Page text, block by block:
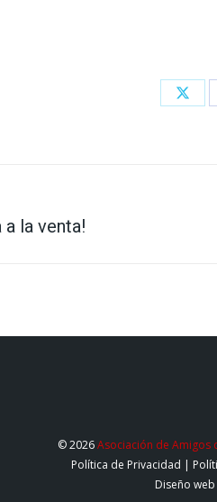
a la venta!
© 2026Asociación de Amigos
Política de Privacidad |
Diseño